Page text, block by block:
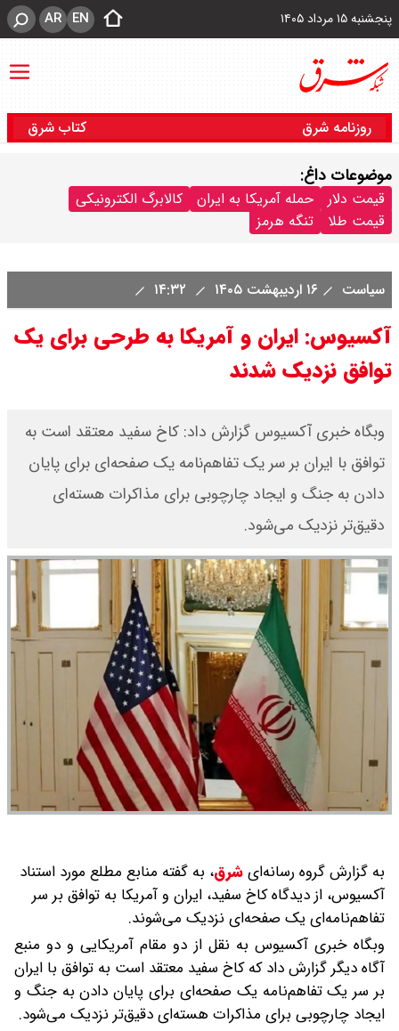
پنجشنبه ۱۵ مرداد ۱۴۰۵ EN
AR
روزنامه شرق کتاب شرق
موضوعات داغ:
قیمت دلار حمله آمریکا به ایران
کالابرگ الکترونیکی
قیمت طلا
تنگه هرمز
سیاست ۱۶ اردیبهشت ۱۴۰۵
آکسیوس: ایران و آمریکا به طرحی برای یک
توافق نزدیک شدند
وبگاه خبری آکسیوس گزارش داد: کاخ سفید معتقد است به
توافق با ایران بر سر یک تفاهم‌نامه یک صفحه‌ای برای پایان
دادن به جنگ و ایجاد چارچوبی برای مذاکرات هسته‌ای
دقیق‌تر نزدیک می‌شود.
به گزارش گروه رسانه‌ایشرق، به گفته منابع مطلع مورد استناد
آکسیوس، از دیدگاه کاخ سفید، ایران و آمریکا به توافق بر سر
تفاهم‌نامه‌ای یک صفحه‌ای نزدیک می‌شوند.
وبگاه خبری آکسیوس به نقل از دو مقام آمریکایی و دو منبع
آگاه دیگر گزارش داد که کاخ سفید معتقد است به توافق با ایران
بر سر یک تفاهم‌نامه یک صفحه‌ای برای پایان دادن به جنگ و
ایجاد چارچوبی برای مذاکرات هسته‌ای دقیق‌تر نزدیک می‌شود.